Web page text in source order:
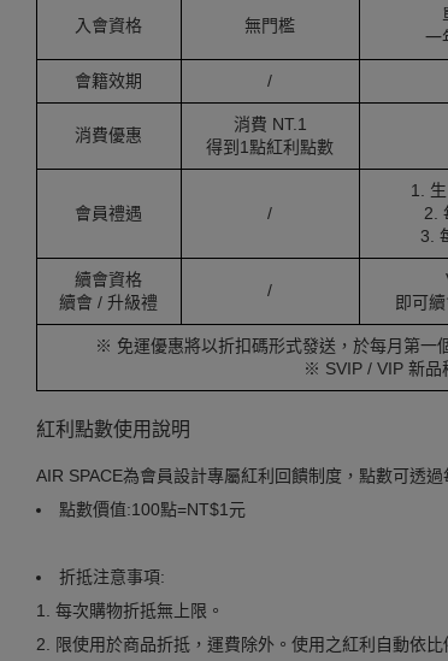
入會資格 無門檻
一
會籍效期 /
消費優惠
消費 NT.1
得到1點紅利點數
會員禮遇 /
1.
2.
3.
續會資格
續會 / 升級禮
/
即可
※ 免運優惠將以折扣碼形式發送，於每月第一
※ SVIP / VIP 新品
紅利點數使用說明
AIR SPACE為會員設計專屬紅利回饋制度，點數可透
點數價值:100點=NT$1元
折抵注意事項:
1. 每次購物折抵無上限。
2. 限使用於商品折抵，運費除外。使用之紅利自動依比